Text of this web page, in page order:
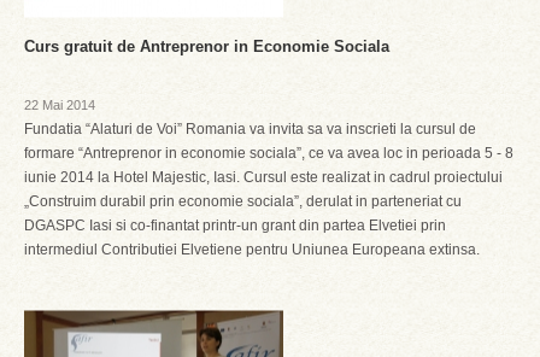
Curs gratuit de Antreprenor in Economie Sociala
22 Mai 2014
Fundatia “Alaturi de Voi” Romania va invita sa va inscrieti la cursul de
formare “Antreprenor in economie sociala”, ce va avea loc in perioada 5 - 8
iunie 2014 la Hotel Majestic, Iasi. Cursul este realizat in cadrul proiectului
„Construim durabil prin economie sociala”, derulat in parteneriat cu
DGASPC Iasi si co-finantat printr-un grant din partea Elvetiei prin
intermediul Contributiei Elvetiene pentru Uniunea Europeana extinsa.